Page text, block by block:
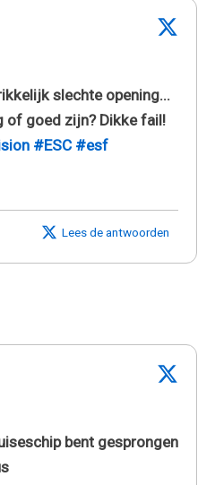
slechte opening...
of goed zijn? Dikke fail!
#ESC #esf
Lees de antwoorden
bent gesprongen